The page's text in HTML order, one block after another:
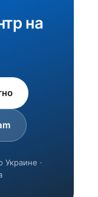
на
·